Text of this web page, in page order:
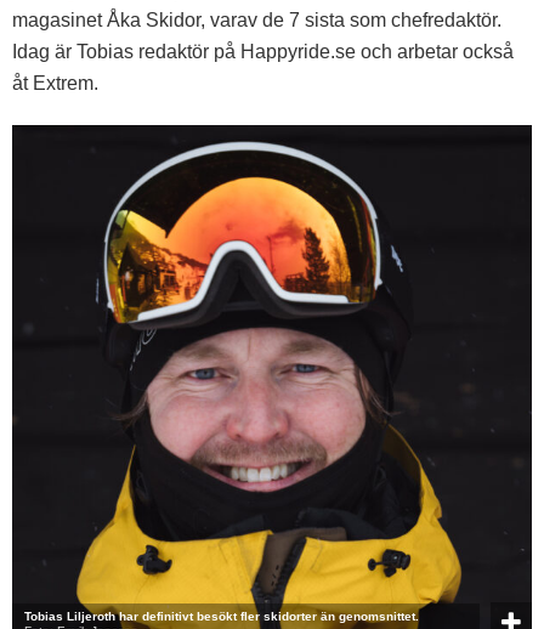
magasinet Åka Skidor, varav de 7 sista som chefredaktör.
Idag är Tobias redaktör på Happyride.se och arbetar också
åt Extrem.
Tobias Liljeroth har definitivt besökt fler skidorter än genomsnittet.